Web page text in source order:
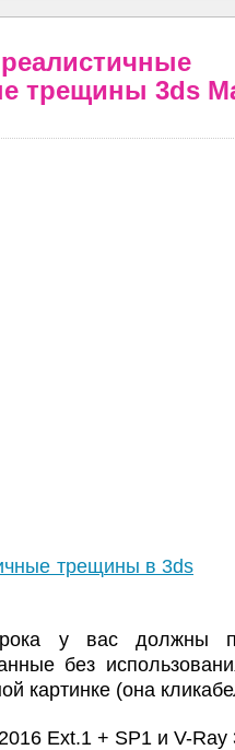
трещины 3ds
у вас должны
без
картинке (она
Ext.1 + SP1 и V-Ray